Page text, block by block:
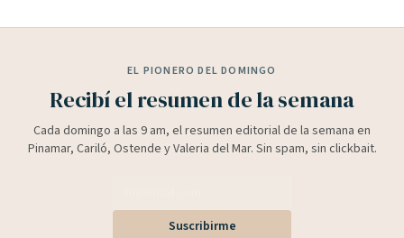
EL PIONERO DEL DOMINGO
Recibí el resumen de la semana
Cada domingo a las 9 am, el resumen editorial de la semana en
Pinamar, Cariló, Ostende y Valeria del Mar. Sin spam, sin clickbait.
Suscribirme